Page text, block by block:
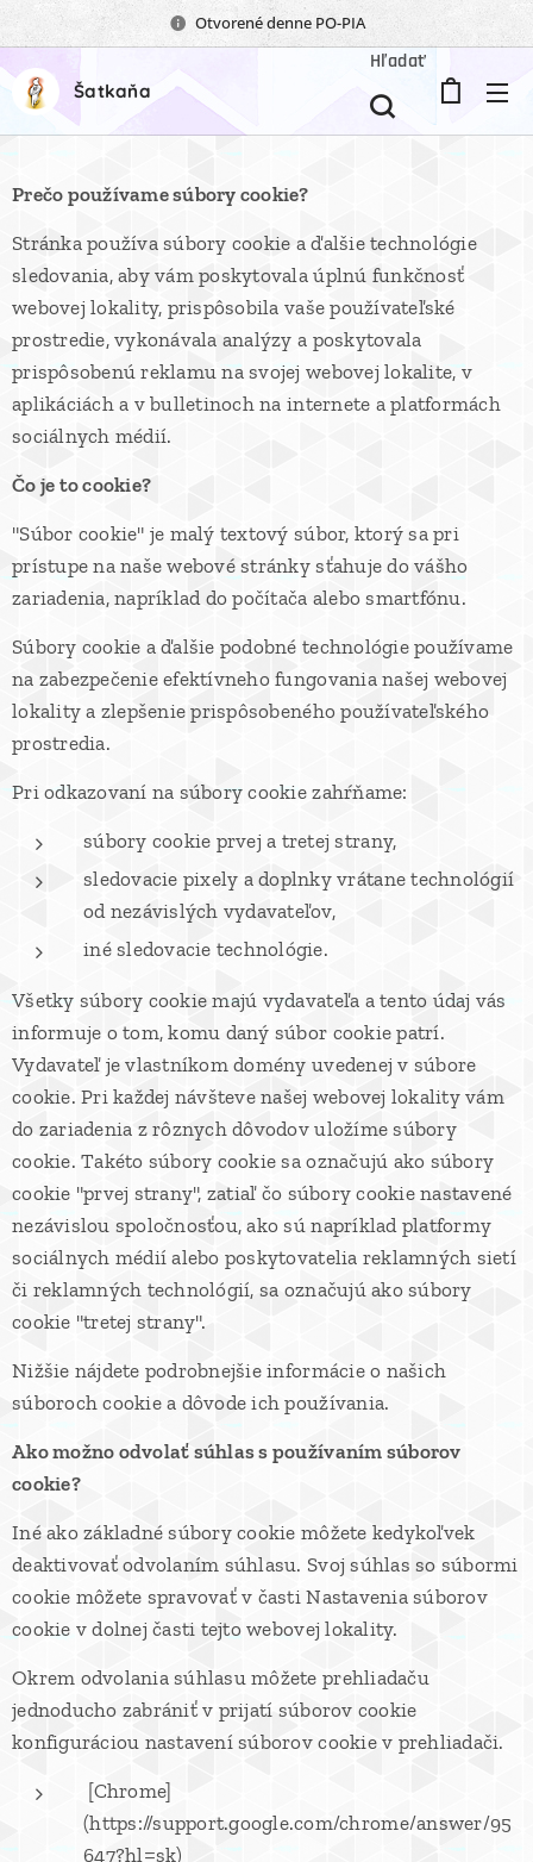
Otvorené denne PO-PIA
Šatkaňa
Hľadať
Prečo používame súbory cookie?
Stránka používa súbory cookie a ďalšie technológie
sledovania, aby vám poskytovala úplnú funkčnosť
webovej lokality, prispôsobila vaše používateľské
prostredie, vykonávala analýzy a poskytovala
prispôsobenú reklamu na svojej webovej lokalite, v
aplikáciách a v bulletinoch na internete a platformách
sociálnych médií.
Čo je to cookie?
"Súbor cookie" je malý textový súbor, ktorý sa pri
prístupe na naše webové stránky sťahuje do vášho
zariadenia, napríklad do počítača alebo smartfónu.
Súbory cookie a ďalšie podobné technológie používame
na zabezpečenie efektívneho fungovania našej webovej
lokality a zlepšenie prispôsobeného používateľského
prostredia.
Pri odkazovaní na súbory cookie zahŕňame:
súbory cookie prvej a tretej strany,
sledovacie pixely a doplnky vrátane technológií
od nezávislých vydavateľov,
iné sledovacie technológie.
Všetky súbory cookie majú vydavateľa a tento údaj vás
informuje o tom, komu daný súbor cookie patrí.
Vydavateľ je vlastníkom domény uvedenej v súbore
cookie. Pri každej návšteve našej webovej lokality vám
do zariadenia z rôznych dôvodov uložíme súbory
cookie. Takéto súbory cookie sa označujú ako súbory
cookie "prvej strany", zatiaľ čo súbory cookie nastavené
nezávislou spoločnosťou, ako sú napríklad platformy
sociálnych médií alebo poskytovatelia reklamných sietí
či reklamných technológií, sa označujú ako súbory
cookie "tretej strany".
Nižšie nájdete podrobnejšie informácie o našich
súboroch cookie a dôvode ich používania.
Ako možno odvolať súhlas s používaním súborov
cookie?
Iné ako základné súbory cookie môžete kedykoľvek
deaktivovať odvolaním súhlasu. Svoj súhlas so súbormi
cookie môžete spravovať v časti Nastavenia súborov
cookie v dolnej časti tejto webovej lokality.
Okrem odvolania súhlasu môžete prehliadaču
jednoducho zabrániť v prijatí súborov cookie
konfiguráciou nastavení súborov cookie v prehliadači.
[Chrome]
(https://support.google.com/chrome/answer/95
647?hl=sk)